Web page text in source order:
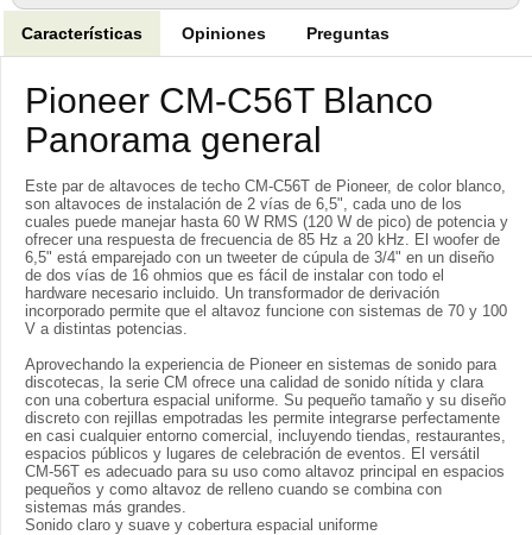
Características Opiniones Preguntas
Pioneer CM-C56T Blanco
Panorama general
Este par de altavoces de techo CM-C56T de Pioneer, de color blanco,
son altavoces de instalación de 2 vías de 6,5", cada uno de los
cuales puede manejar hasta 60 W RMS (120 W de pico) de potencia y
ofrecer una respuesta de frecuencia de 85 Hz a 20 kHz. El woofer de
6,5" está emparejado con un tweeter de cúpula de 3/4" en un diseño
de dos vías de 16 ohmios que es fácil de instalar con todo el
hardware necesario incluido. Un transformador de derivación
incorporado permite que el altavoz funcione con sistemas de 70 y 100
V a distintas potencias.
Aprovechando la experiencia de Pioneer en sistemas de sonido para
discotecas, la serie CM ofrece una calidad de sonido nítida y clara
con una cobertura espacial uniforme. Su pequeño tamaño y su diseño
discreto con rejillas empotradas les permite integrarse perfectamente
en casi cualquier entorno comercial, incluyendo tiendas, restaurantes,
espacios públicos y lugares de celebración de eventos. El versátil
CM-56T es adecuado para su uso como altavoz principal en espacios
pequeños y como altavoz de relleno cuando se combina con
sistemas más grandes.
Sonido claro y suave y cobertura espacial uniforme